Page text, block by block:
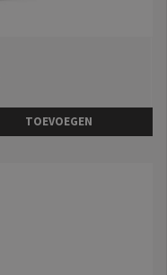
TOEVOEGEN